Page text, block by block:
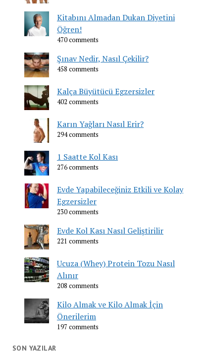
Kitabını Almadan Dukan Diyetini
Öğren!
470 comments
Şınav Nedir, Nasıl Çekilir?
458 comments
Kalça Büyütücü Egzersizler
402 comments
Karın Yağları Nasıl Erir?
294 comments
1 Saatte Kol Kası
276 comments
Evde Yapabileceğiniz Etkili ve Kolay
Egzersizler
230 comments
Evde Kol Kası Nasıl Geliştirilir
221 comments
Ucuza (Whey) Protein Tozu Nasıl
Alınır
208 comments
Kilo Almak ve Kilo Almak İçin
Önerilerim
197 comments
SON YAZILAR